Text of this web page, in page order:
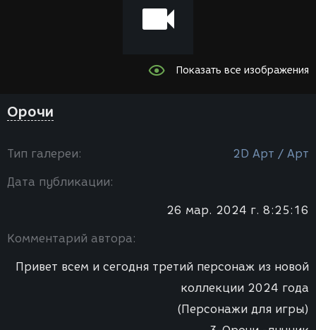
Показать все изображения
Орочи
Тип галереи: 2D Арт / Арт
Дата публикации:
26 мар. 2024 г. 8:25:16
Комментарий автора:
Привет всем и сегодня третий персонаж из новой
коллекции 2024 года
(Персонажи для игры)